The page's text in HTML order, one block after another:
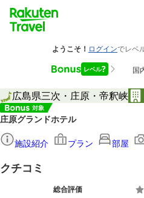
広島県三次・庄原・帝釈峡
庄原グランドホテル
施設紹介 プラン 部屋
クチコミ
総合評価